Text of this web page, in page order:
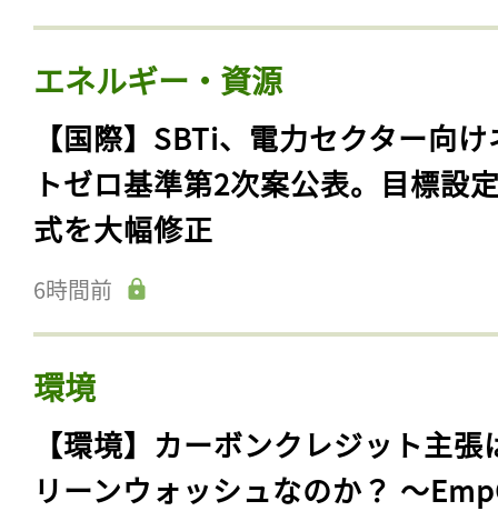
エネルギー・資源
【国際】SBTi、電力セクター向
トゼロ基準第2次案公表。目標設
式を大幅修正
6時間前
環境
【環境】カーボンクレジット主張
リーンウォッシュなのか？ 〜